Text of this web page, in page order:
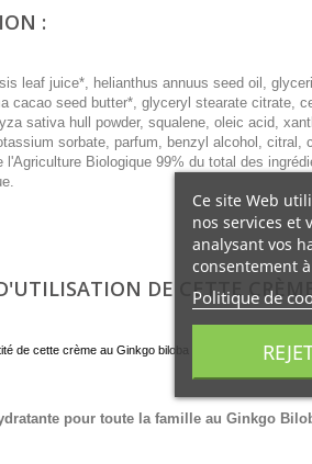
:
leaf juice*, helianthus annuus seed oil,
cacao seed butter*, glyceryl stearate citrate,
sativa hull powder, squalene, oleic acid,
sorbate, parfum, benzyl alcohol, citral,
l'Agriculture Biologique 99% du total des
DE CETTE
de cette crème au Ginkgo biloba en insistant sur les
pour toute la famille au Ginkgo
Ce site Web
nos services et
analysant vos
consentement
Politique de